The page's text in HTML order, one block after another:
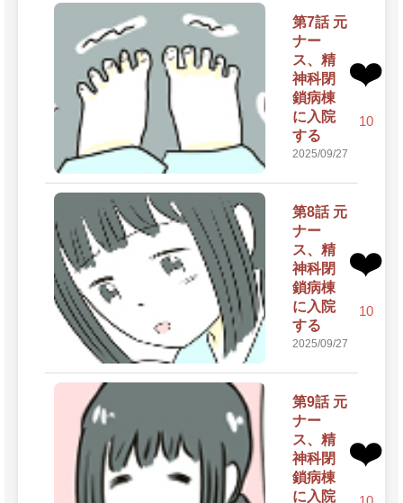
第7話 元
ナー
ス、精
神科閉
鎖病棟
に入院
する
2025/09/27
❤️
10
第8話 元
ナー
ス、精
神科閉
鎖病棟
に入院
する
2025/09/27
❤️
10
第9話 元
ナー
ス、精
神科閉
鎖病棟
に入院
❤️